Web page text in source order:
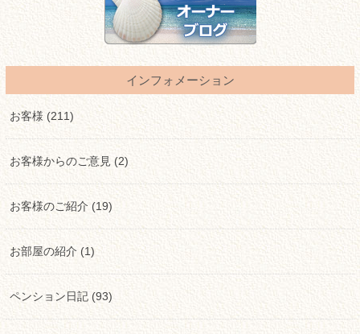
インフォメーション
お客様 (211)
お客様からのご意見 (2)
お客様のご紹介 (19)
お部屋の紹介 (1)
ペンション日記 (93)